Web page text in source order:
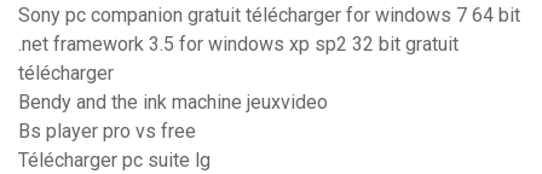
Sony pc companion gratuit télécharger for windows 7 64 bit
.net framework 3.5 for windows xp sp2 32 bit gratuit
télécharger
Bendy and the ink machine jeuxvideo
Bs player pro vs free
Télécharger pc suite lg